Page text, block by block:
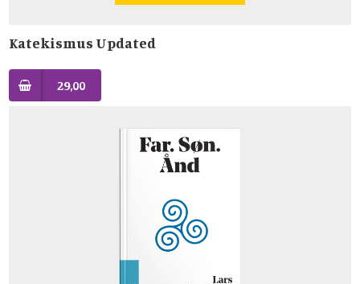
Katekismus Updated
29,00